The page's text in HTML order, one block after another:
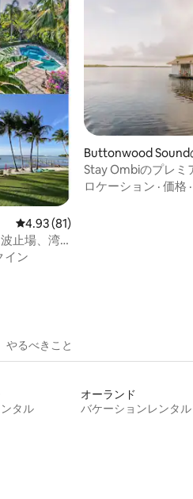
レビュー81件、5つ星中4.93つ星
4.93 (81)
止場、湾
イン
Buttonwood Sound
ボート
Stay Ombiのプレミ
ロケーション · 価格 ·
やるべきこと
タル
オーランド
バケーションレンタル